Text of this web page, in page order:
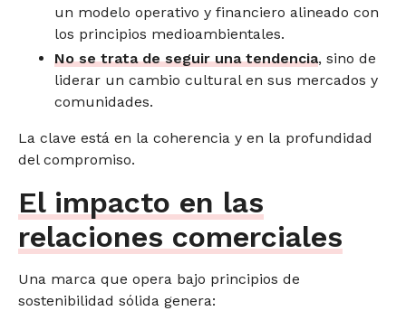
un modelo operativo y financiero alineado con
los principios medioambientales.
No se trata de seguir una tendencia, sino de
liderar un cambio cultural en sus mercados y
comunidades.
La clave está en la coherencia y en la profundidad
del compromiso.
El impacto en las
relaciones comerciales
Una marca que opera bajo principios de
sostenibilidad sólida genera: